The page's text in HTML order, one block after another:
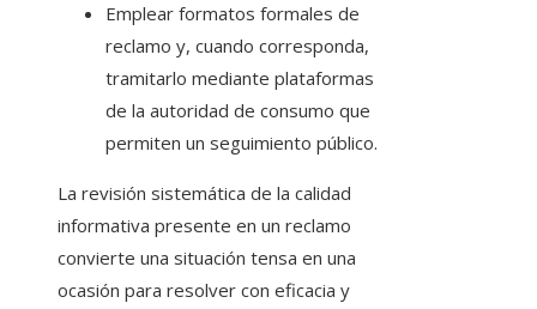
Emplear formatos formales de
reclamo y, cuando corresponda,
tramitarlo mediante plataformas
de la autoridad de consumo que
permiten un seguimiento público.
La revisión sistemática de la calidad
informativa presente en un reclamo
convierte una situación tensa en una
ocasión para resolver con eficacia y